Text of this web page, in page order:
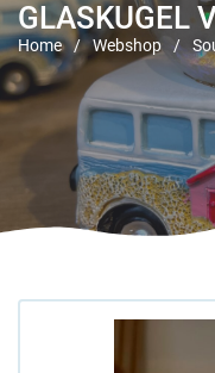
GLASKUGEL
Home / Webshop /